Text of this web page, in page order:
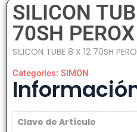
SILICON
70SH PEROX
SILICON TUBE 8 X 12 70SH
Categories: SIMON
Clave de Artículo